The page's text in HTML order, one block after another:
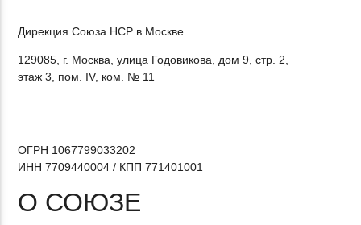
Дирекция Cоюза НСР в Москве
129085, г. Москва, улица Годовикова, дом 9, стр. 2,
этаж 3, пом. IV, ком. № 11
ОГРН 1067799033202
ИНН 7709440004 / КПП 771401001
О СОЮЗЕ